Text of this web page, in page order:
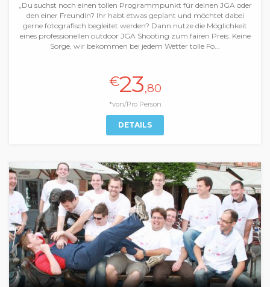
„Du suchst noch einen tollen Programmpunkt für deinen JGA oder
den einer Freundin? Ihr habt etwas geplant und möchtet dabei
gerne fotografisch begleitet werden? Dann nutze die Möglichkeit
eines professionellen outdoor JGA Shooting zum fairen Preis. Keine
Sorge, wir bekommen bei jedem Wetter tolle Fo...
€23,80
*von/Pro Person
DETAILS